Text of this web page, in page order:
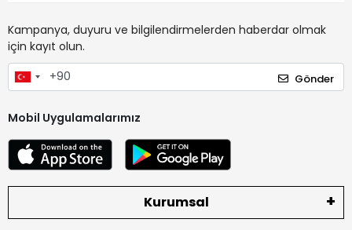
Kampanya, duyuru ve bilgilendirmelerden haberdar olmak
için kayıt olun.
Gönder
Mobil Uygulamalarımız
Kurumsal